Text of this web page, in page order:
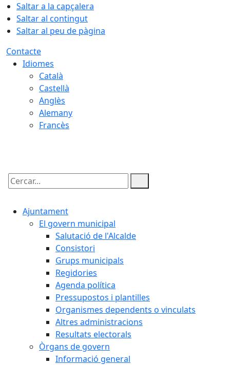
Saltar a la capçalera
Saltar al contingut
Saltar al peu de pàgina
Contacte
Idiomes
Català
Castellà
Anglès
Alemany
Francès
Cercar:
Ajuntament
El govern municipal
Salutació de l'Alcalde
Consistori
Grups municipals
Regidories
Agenda política
Pressupostos i plantilles
Organismes dependents o vinculats
Altres administracions
Resultats electorals
Òrgans de govern
Informació general